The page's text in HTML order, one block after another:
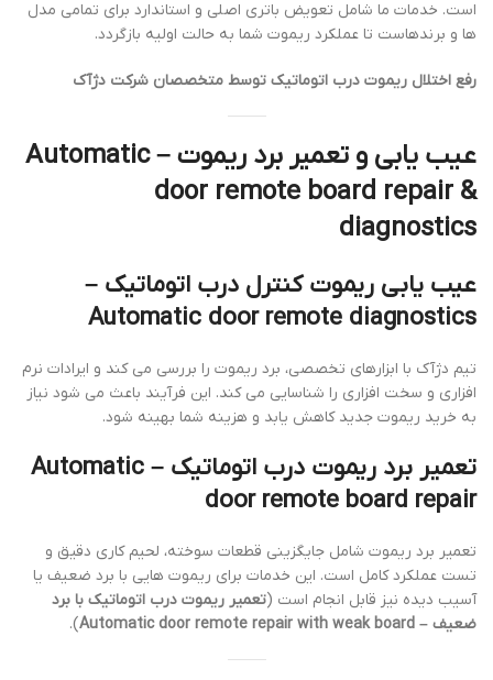
است. خدمات ما شامل تعویض باتری اصلی و استاندارد برای تمامی مدل
ها و برندهاست تا عملکرد ریموت شما به حالت اولیه بازگردد.
رفع اختلال ریموت درب اتوماتیک توسط متخصصان شرکت دژآک
عیب یابی و تعمیر برد ریموت – Automatic
door remote board repair &
diagnostics
عیب یابی ریموت کنترل درب اتوماتیک –
Automatic door remote diagnostics
تیم دژآک با ابزارهای تخصصی، برد ریموت را بررسی می کند و ایرادات نرم
افزاری و سخت افزاری را شناسایی می کند. این فرآیند باعث می شود نیاز
به خرید ریموت جدید کاهش یابد و هزینه شما بهینه شود.
تعمیر برد ریموت درب اتوماتیک – Automatic
door remote board repair
تعمیر برد ریموت شامل جایگزینی قطعات سوخته، لحیم کاری دقیق و
تست عملکرد کامل است. این خدمات برای ریموت هایی با برد ضعیف یا
آسیب دیده نیز قابل انجام است (تعمیر ریموت درب اتوماتیک با برد
ضعیف – Automatic door remote repair with weak board
).